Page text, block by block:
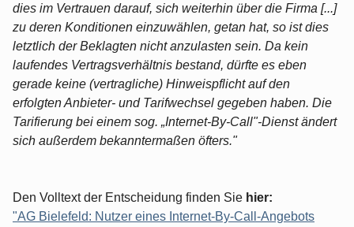
dies im Vertrauen darauf, sich weiterhin über die Firma [...]
zu deren Konditionen einzuwählen, getan hat, so ist dies
letztlich der Beklagten nicht anzulasten sein. Da kein
laufendes Vertragsverhältnis bestand, dürfte es eben
gerade keine (vertragliche) Hinweispflicht auf den
erfolgten Anbieter- und Tarifwechsel gegeben haben. Die
Tarifierung bei einem sog. „Internet-By-Call"-Dienst ändert
sich außerdem bekanntermaßen öfters."
Den Volltext der Entscheidung finden Sie hier:
"AG Bielefeld: Nutzer eines Internet-By-Call-Angebots